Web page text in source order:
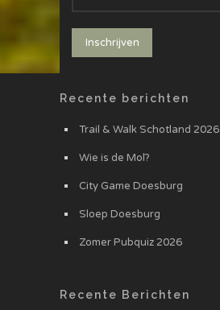
Recente berichten
Trail & Walk Schotland 2026
Wie is de Mol?
City Game Doesburg
Sloep Doesburg
Zomer Pubquiz 2026
Recente Berichten